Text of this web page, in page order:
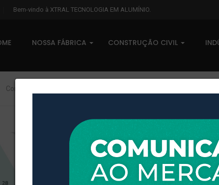
Bem-vindo à XTRAL TECNOLOGIA EM ALUMÍNIO.
NOSSA FÁBRICA CONSTRUÇÃO CIVIL
Construção Civil
XTL-130 - (Y-
0 comentários
Disponível
Taxas R$ 0,00